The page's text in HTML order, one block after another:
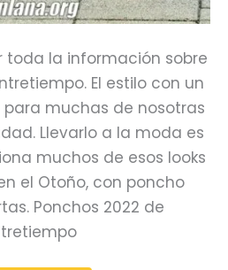
toda la información sobre
El estilo con un
muchas de nosotras
Llevarlo a la moda es
muchos de esos looks
el Otoño, con poncho
Ponchos 2022 de